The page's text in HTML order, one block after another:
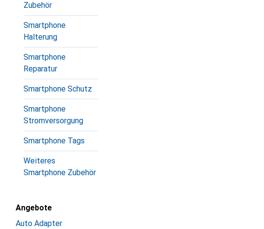
Zubehör
Smartphone
Halterung
Smartphone
Reparatur
Smartphone Schutz
Smartphone
Stromversorgung
Smartphone Tags
Weiteres
Smartphone Zubehör
Angebote
Auto Adapter